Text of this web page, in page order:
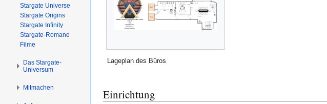
n
i
n
Lageplan des Büros
Einrichtung
Stargate Universe
Stargate Origins
Stargate Infinity
Stargate-Romane
Filme
Das Stargate-
Universum
Mitmachen